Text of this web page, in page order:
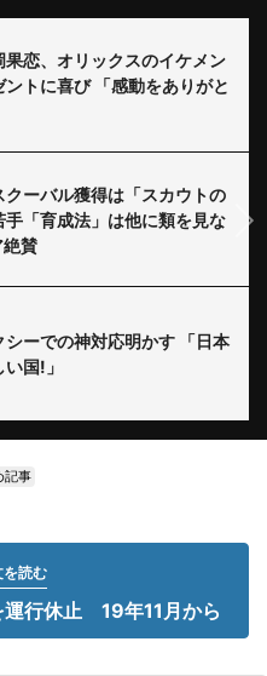
恋、オリックスのイケメン
トに喜び 「感動をありがと
クーバル獲得は「スカウトの
「育成法」は他に類を見な
絶賛
ーでの神対応明かす 「日本
国!」
記事
を読む
運行休止 19年11月から